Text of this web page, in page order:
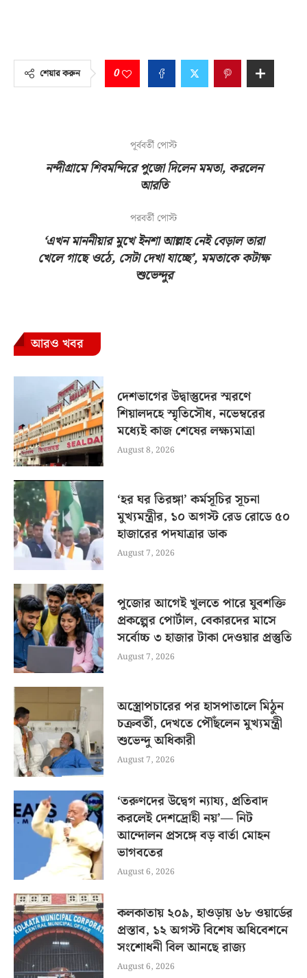
শেয়ার করুন 0
পূর্ববর্তী পোস্ট
নন্দীগ্রামে শিবমন্দিরে পুজো দিলেন মমতা, করলেন
আরতি
পরবর্তী পোস্ট
‘এখন মাননীয়ার মুখে ইনশা আল্লাহ নেই বেড়াল তারা
খেলে গাছে ওঠে, সেটা দেখা যাচ্ছে’, মমতাকে কটাক্ষ
শুভেন্দুর
আরও খবর
দেশভাগের উদ্বাস্তুদের স্মরণে
শিয়ালদহে স্মৃতিসৌধ, নভেম্বরের
মধ্যেই কাজ শেষের লক্ষ্যমাত্রা
August 8, 2026
‘হর ঘর তিরঙ্গা’ কর্মসূচির সূচনা
মুখ্যমন্ত্রীর, ১০ অগস্ট রেড রোডে ৫০
হাজারের পদযাত্রার ডাক
August 7, 2026
পুজোর আগেই খুলতে পারে যুবশক্তি
প্রকল্পের পোর্টাল, বেকারদের মাসে
সর্বোচ্চ ৩ হাজার টাকা দেওয়ার প্রস্তুতি
August 7, 2026
অস্ত্রোপচারের পর হাসপাতালে মিঠুন
চক্রবর্তী, দেখতে পৌঁছলেন মুখ্যমন্ত্রী
শুভেন্দু অধিকারী
August 7, 2026
‘তরুণদের উদ্বেগ ন্যায্য, প্রতিবাদ
করলেই দেশদ্রোহী নয়’— নিট
আন্দোলন প্রসঙ্গে বড় বার্তা মোহন
ভাগবতের
August 6, 2026
কলকাতায় ২০৯, হাওড়ায় ৬৮ ওয়ার্ডের
প্রস্তাব, ১২ অগস্ট বিশেষ অধিবেশনে
সংশোধনী বিল আনছে রাজ্য
August 6, 2026